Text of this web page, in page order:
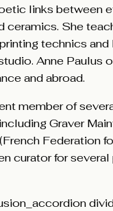
links between
ceramics. She
technics and
Anne Paulus
and abroad.
member of
Graver
Federation
curator for